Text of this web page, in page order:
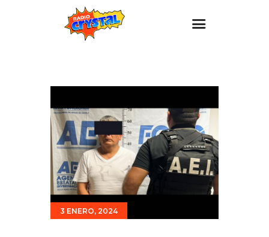
Eventos
Promociones
Noticias
Para ti
Contacto
3 ENERO, 2024